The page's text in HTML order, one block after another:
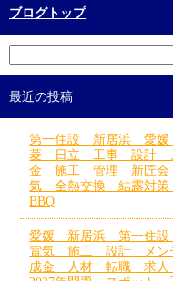
ブログトップ
最近の投稿
第一住設 新居浜 愛
菱 日立 工事 設計
金 施工 管理 新匠
気 全熱交換 結露
BBQ
愛媛 新居浜 第一住
電気 施工 設計 メ
成金 人材 転職 求人